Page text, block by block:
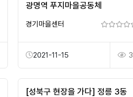
광명역 푸지마을공동체
경기마을센터
2021-11-15
[성북구 현장을 가다] 정릉 3동